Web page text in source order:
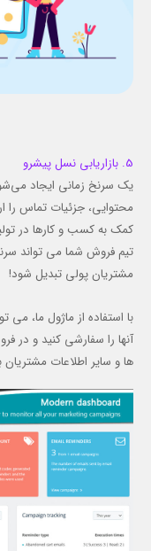
5. بازاریابی نسل پیشرو
یک سرنخ زمانی ایجاد
محتوایی، جزئیات تماس را
کمک به کسب و کارها در
تیم فروش شما می تواند
مشتریان پولی تبدیل شود!
با استفاده از ماژول ما، می
آنها را سفارشی کنید و در
ها و سایر اطلاعات مشتریان